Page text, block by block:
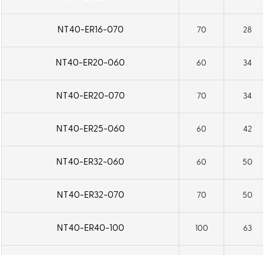
NT40-ER16-070 70 28
NT40-ER20-060 60 34
NT40-ER20-070 70 34
NT40-ER25-060 60 42
NT40-ER32-060 60 50
NT40-ER32-070 70 50
NT40-ER40-100 100 63